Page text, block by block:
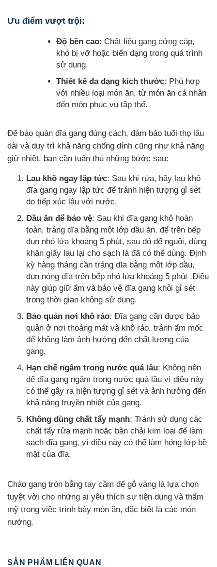
Ưu điểm vượt trội:
Độ bền cao: Chất liệu gang cứng cáp,
khó bị vỡ hoặc biến dạng trong quá trình
sử dụng.
Thiết kế đa dạng kích thước: Phù hợp
với nhiều loại món ăn, từ món ăn cá nhân
đến món phục vụ tập thể.
Để bảo quản đĩa gang đúng cách, đảm bảo tuổi thọ lâu
dài và duy trì khả năng chống dính cũng như khả năng
giữ nhiệt, bạn cần tuân thủ những bước sau:
Lau khô ngay lập tức: Sau khi rửa, hãy lau khô
đĩa gang ngay lập tức để tránh hiện tượng gỉ sét
do tiếp xúc lâu với nước.
Dầu ăn để bảo vệ: Sau khi đĩa gang khô hoàn
toàn, tráng dĩa bằng một lớp dầu ăn, để trên bếp
đun nhỏ lửa khoảng 5 phút, sau đó để nguội, dùng
khăn giấy lau lại cho sạch là đã có thể dùng. Định
kỳ hàng tháng cần tráng dĩa bằng một lớp dầu,
đun nóng dĩa trên bếp nhỏ lửa khoảng 5 phút .Điều
này giúp giữ ẩm và bảo vệ đĩa gang khỏi gỉ sét
trong thời gian không sử dụng.
Bảo quản nơi khô ráo: Đĩa gang cần được bảo
quản ở nơi thoáng mát và khô ráo, tránh ẩm mốc
để không làm ảnh hưởng đến chất lượng của
gang.
Hạn chế ngâm trong nước quá lâu: Không nên
để đĩa gang ngâm trong nước quá lâu vì điều này
có thể gây ra hiện tượng gỉ sét và ảnh hưởng đến
khả năng truyền nhiệt của gang.
Không dùng chất tẩy mạnh: Tránh sử dụng các
chất tẩy rửa mạnh hoặc bàn chải kim loại để làm
sạch đĩa gang, vì điều này có thể làm hỏng lớp bề
mặt của đĩa.
Chảo gang tròn bằng tay cầm đế gỗ vàng là lựa chọn
tuyệt vời cho những ai yêu thích sự tiện dụng và thẩm
mỹ trong việc trình bày món ăn, đặc biệt là các món
nướng.
SẢN PHẨM LIÊN QUAN